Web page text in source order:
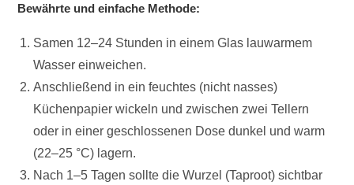
Bewährte und einfache Methode:
Samen 12–24 Stunden in einem Glas lauwarmem
Wasser einweichen.
Anschließend in ein feuchtes (nicht nasses)
Küchenpapier wickeln und zwischen zwei Tellern
oder in einer geschlossenen Dose dunkel und warm
(22–25 °C) lagern.
Nach 1–5 Tagen sollte die Wurzel (Taproot) sichtbar